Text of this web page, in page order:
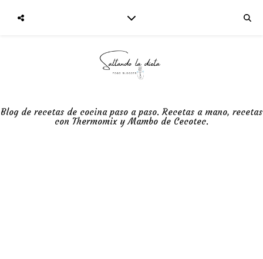
Blog de recetas de cocina paso a paso. Recetas a mano, recetas
con Thermomix y Mambo de Cecotec.